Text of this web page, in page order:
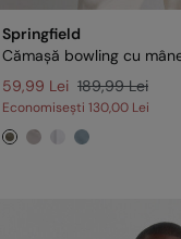
Springfield
59,99 Lei 189,99 Lei
Economisești 130,00 Lei